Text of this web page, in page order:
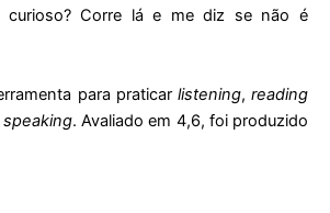
curioso? Corre lá e me diz se não é
para praticar listening,reading
speaking. Avaliado em 4,6, foi produzido